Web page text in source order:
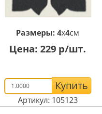
Размеры:4x4см
Цена:229 р/шт.
Купить
Артикул: 105123